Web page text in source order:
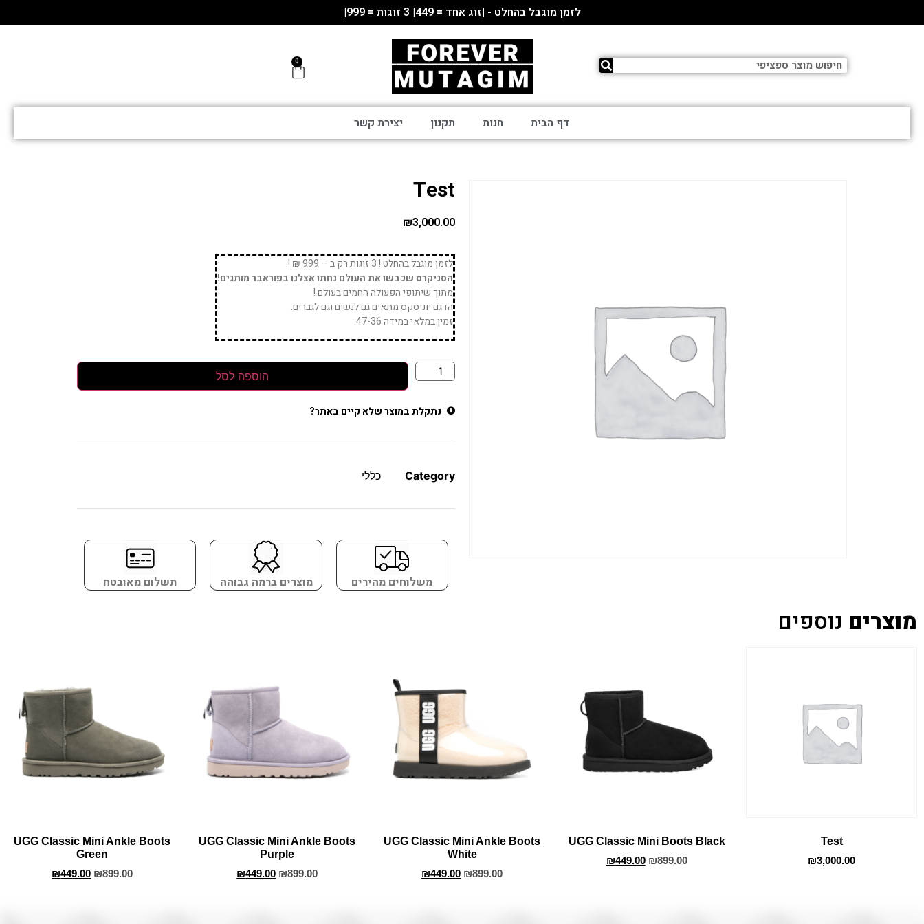
לזמן מוגבל בהחלט - |זוג אחד = 449| 3 זוגות = 999|
דף הבית חנות תקנון יצירת קשר
Test
₪3,000.00
לזמן מוגבל בהחלט ! 3 זוגות רק ב – 999 ₪ !
הסניקרס שכבשו את העולם נחתו אצלנו בפוראבר מותגים!
מתוך שיתופי הפעולה החמים בעולם !
הדגם יוניסקס מתאים גם לנשים וגם לגברים.
זמין במלאי במידה 47-36.
הוספה לסל
נתקלת במוצר שלא קיים באתר?
Category כללי
משלוחים מהירים מוצרים ברמה גבוהה תשלום מאובטח
מוצרים נוספים
Test
₪3,000.00
UGG Classic Mini Boots Black
₪899.00
₪449.00
UGG Classic Mini Ankle Boots
White
₪899.00
₪449.00
UGG Classic Mini Ankle Boots
Purple
₪899.00
₪449.00
UGG Classic Mini Ankle Boots
Green
₪899.00
₪449.00